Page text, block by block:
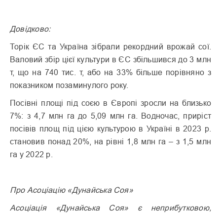
Довідково:
Торік ЄС та Україна зібрали рекордний врожай сої.
Валовий збір цієї культури в ЄС збільшився до 3 млн
т, що на 740 тис. т, або на 33% більше порівняно з
показником позаминулого року.
Посівні площі під соєю в Європі зросли на близько
7%: з 4,7 млн га до 5,09 млн га. Водночас, приріст
посівів площ під цією культурою в Україні в 2023 р.
становив понад 20%, на рівні 1,8 млн га – з 1,5 млн
га у 2022 р.
Про Асоціацію «Дунайська Соя»
Асоціація «Дунайська Соя» є неприбутковою,